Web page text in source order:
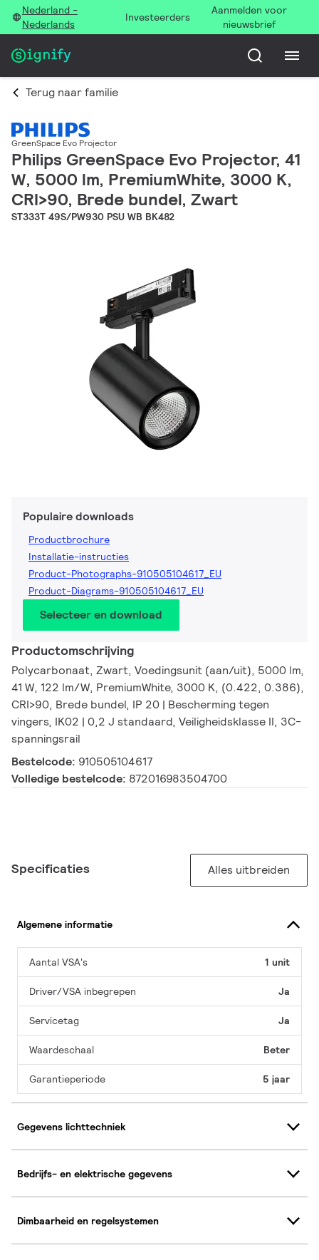
Nederland -
Nederlands
Investeerders
Aanmelden voor
nieuwsbrief
Terug naar familie
GreenSpace Evo Projector
Philips GreenSpace Evo Projector, 41
W, 5000 lm, PremiumWhite, 3000 K,
CRI>90, Brede bundel, Zwart
ST333T 49S/PW930 PSU WB BK482
Populaire downloads
Productbrochure
Installatie-instructies
Product-Photographs-910505104617_EU
Product-Diagrams-910505104617_EU
Selecteer en download
Productomschrijving
Polycarbonaat, Zwart, Voedingsunit (aan/uit), 5000 lm,
41 W, 122 lm/W, PremiumWhite, 3000 K, (0.422, 0.386),
CRI>90, Brede bundel, IP 20 | Bescherming tegen
vingers, IK02 | 0,2 J standaard, Veiligheidsklasse II, 3C-
spanningsrail
Bestelcode: 910505104617
Volledige bestelcode: 872016983504700
Specificaties Alles uitbreiden
Algemene informatie
Aantal VSA's 1 unit
Driver/VSA inbegrepen Ja
Servicetag Ja
Waardeschaal Beter
Garantieperiode 5 jaar
Gegevens lichttechniek
Bedrijfs- en elektrische gegevens
Dimbaarheid en regelsystemen